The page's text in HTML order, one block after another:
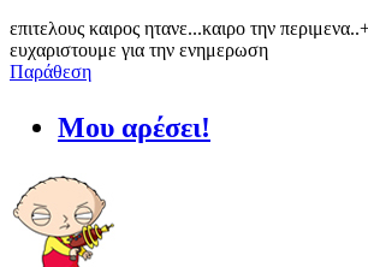
επιτελους καιρος ητανε...καιρο την
ευχαριστουμε για την ενημερωση
Παράθεση
Μου αρέσει!